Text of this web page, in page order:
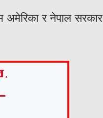
अमेरिका र नेपाल सरकार